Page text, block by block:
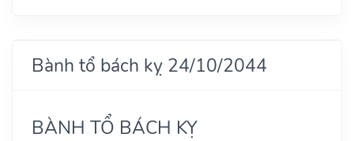
Bành tổ bách kỵ 24/10/2044
BÀNH TỔ BÁCH KỴ